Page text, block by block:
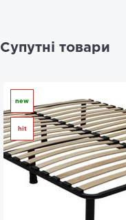
Супутні товари
new
hit